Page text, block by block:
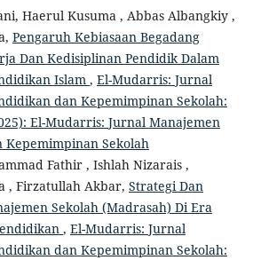
Haerul Kusuma , Abbas Albangkiy ,
Pengaruh Kebiasaan Begadang
Dan Kedisiplinan Pendidik Dalam
Islam , El-Mudarris: Jurnal
dan Kepemimpinan Sekolah:
El-Mudarris: Jurnal Manajemen
Kepemimpinan Sekolah
Fathir , Ishlah Nizarais ,
, Firzatullah Akbar, Strategi Dan
Sekolah (Madrasah) Di Era
, El-Mudarris: Jurnal
dan Kepemimpinan Sekolah: